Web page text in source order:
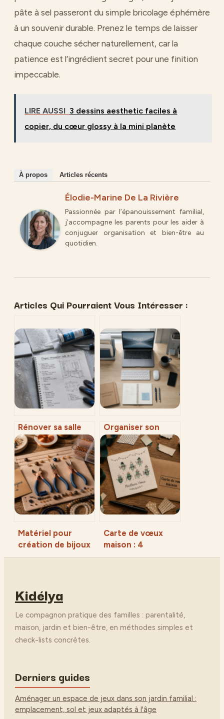
pâte à sel passeront du simple bricolage éphémère
à un souvenir durable. Prenez le temps de laisser
chaque couche sécher naturellement, car la
patience est l’ingrédient secret pour une finition
impeccable.
LIRE AUSSI 3 dessins aesthetic faciles à
copier, du cœur glossy à la mini planète
À propos Articles récents
Élodie-Marine De La Rivière
Passionnée par l’épanouissement familial,
j’accompagne les parents pour les aider à
conjuguer organisation et bien-être au
quotidien.
Articles Qui Pourraient Vous Intéresser :
Rénover sa salle
de bain sans
sinistre : les 5
étapes techniques
pour une
étanchéité
durable
Organiser son
bureau : 4 zones
clés pour booster
sa productivité de
15%
Matériel pour
création de bijoux
: 3 pinces
réussir ses
fermoirs
Carte de vœux
maison : 4
techniques
Kidélya
Le compagnon pratique des familles : parentalité,
maison, jardin et bien-être, en méthodes simples et
check-lists concrètes.
Derniers guides
Aménager un espace de jeux dans son jardin familial :
emplacement, sol et jeux adaptés à l'âge